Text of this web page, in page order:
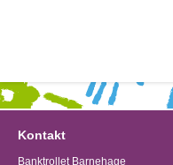
Kontakt
Banktrollet Barnehage